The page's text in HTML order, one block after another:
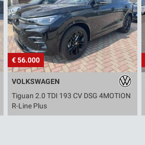
€ 56.000
VOLKSWAGEN
Tiguan 2.0 TDI 193 CV DSG 4MOTION
R-Line Plus